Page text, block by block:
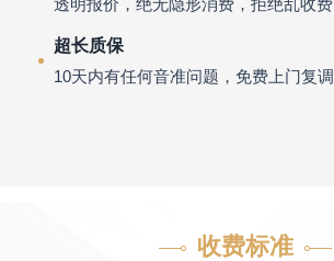
超长质保
10天内有任何音准问题，免费上门复调
收费标准